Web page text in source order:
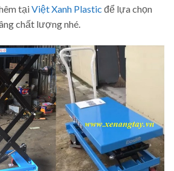
tạiViệt Xanh Plastic để lựa chọn
chất lượng nhé.